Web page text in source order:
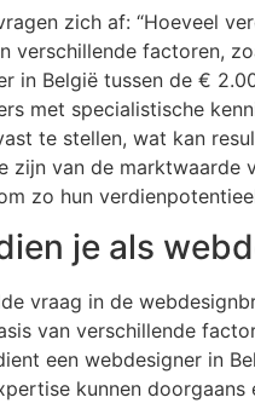
zich af: “Hoeveel
verschillende factoren,
in België tussen de €
met specialistische
te stellen, wat kan
zijn van de marktwaarde
zo hun
je als
vraag in de
van verschillende
een webdesigner in
kunnen